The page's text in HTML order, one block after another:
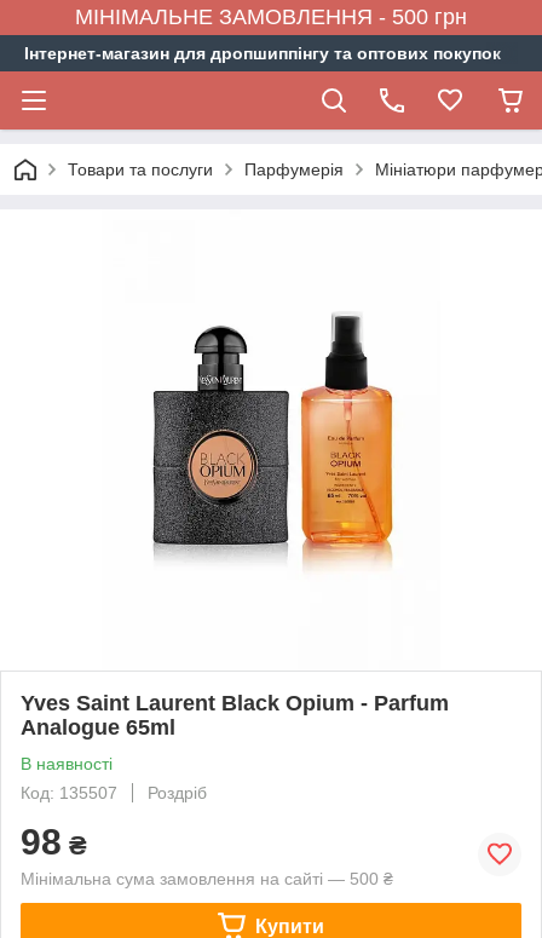
МІНІМАЛЬНЕ ЗАМОВЛЕННЯ - 500 грн
Інтернет-магазин для дропшиппінгу та оптових покупок
Товари та послуги Парфумерія Мініатюри
Yves Saint Laurent Black Opium - Parfum
Analogue 65ml
В наявності
Код: 135507
Роздріб
98 ₴
Мінімальна сума замовлення на сайті — 500 ₴
Купити